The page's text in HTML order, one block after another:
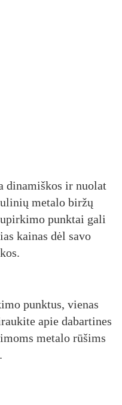
dinamiškos ir nuolat
metalo biržų
punktai gali
kainas dėl savo
punktus, vienas
apie dabartines
metalo rūšims